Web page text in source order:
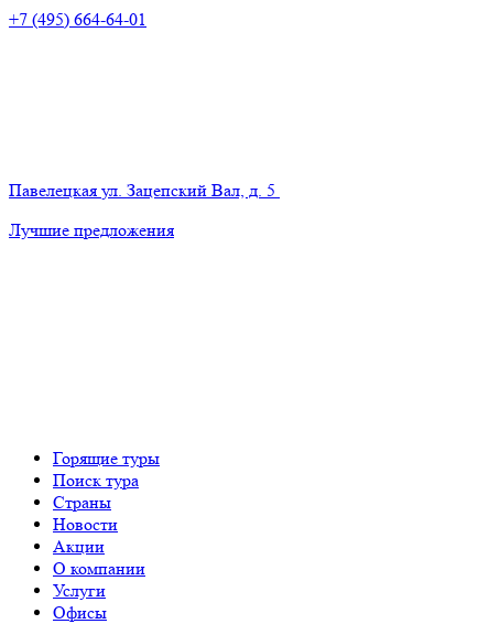
+7 (495) 664-64-01
Павелецкая ул. Зацепский Вал, д. 5
Лучшие предложения
Горящие туры
Поиск тура
Страны
Новости
Акции
О компании
Услуги
Офисы